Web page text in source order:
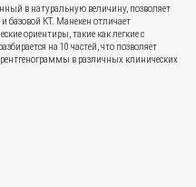
в натуральную величину, позволяет
базовой КТ. Манекен отличает
ориентиры, такие как легкие с
на 10 частей, что позволяет
в различных клинических